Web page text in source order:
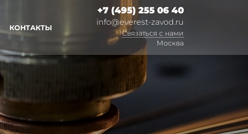
КОНТАКТЫ
+7 (495) 255 06 40
info@everest-zavod.ru
Связаться с нами
Москва